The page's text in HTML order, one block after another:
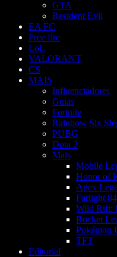
GTA
Resident Evil
EA FC
Free fire
LoL
VALORANT
CS
MAIS
Influenciadores
Guias
Fortnite
Rainbow Six
PUBG
Dota 2
Mais
Mobile
Honor of
Apex
Farlight 84
Wild Rift:
Rocket
Pokémon
TFT
Editorial